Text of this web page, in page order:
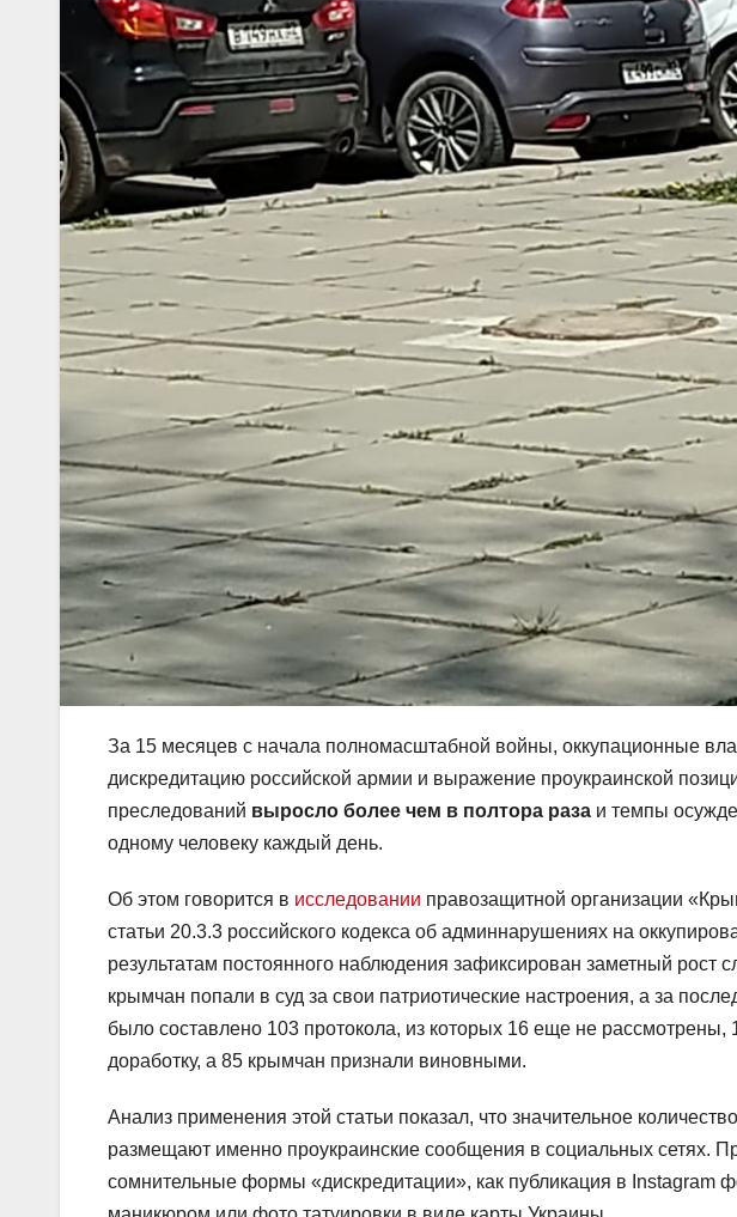
За 15 месяцев с начала полномасштабной войны, оккупационные
дискредитацию российской армии и выражение проукраинской
преследований выросло более чем в полтора раза и темпы
одному человеку каждый день.
Об этом говорится в исследовании правозащитной организации
статьи 20.3.3 российского кодекса об админнарушениях на
результатам постоянного наблюдения зафиксирован заметный рост
крымчан попали в суд за свои патриотические настроения, а за
было составлено 103 протокола, из которых 16 еще не рассмотрены,
доработку, а 85 крымчан признали виновными.
Анализ применения этой статьи показал, что значительное
размещают именно проукраинские сообщения в социальных сетях.
сомнительные формы «дискредитации», как публикация в Instagram